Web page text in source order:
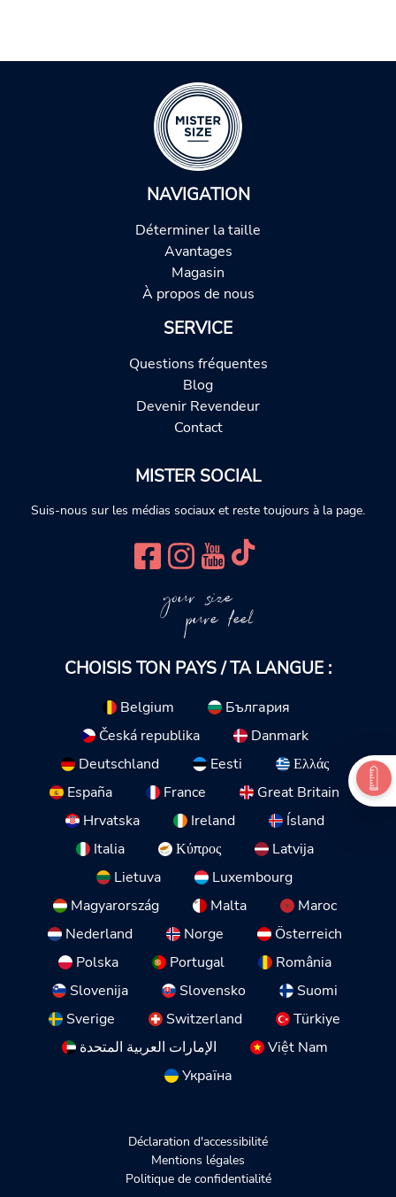
NAVIGATION
Déterminer la taille
Avantages
Magasin
À propos de nous
SERVICE
Questions fréquentes
Blog
Devenir Revendeur
Contact
MISTER SOCIAL
Suis-nous sur les médias sociaux et reste toujours à la page.
your size
pure feel
CHOISIS TON PAYS / TA LANGUE :
Belgium
България
Česká republika
Danmark
Deutschland
Eesti
Ελλάς
España
France
Great Britain
Hrvatska
Ireland
Ísland
Italia
Κύπρος
Latvija
Lietuva
Luxembourg
Magyarország
Malta
Maroc
Nederland
Norge
Österreich
Polska
Portugal
România
Slovenija
Slovensko
Suomi
Sverige
Switzerland
Türkiye
الإمارات العربية المتحدة
Việt Nam
Україна
Déclaration d'accessibilité
Mentions légales
Politique de confidentialité